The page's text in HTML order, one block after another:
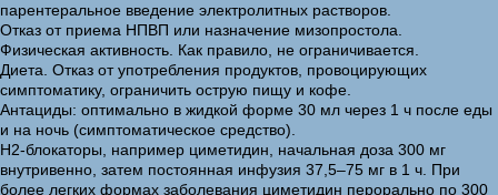
парентеральное введение электролитных растворов.
Отказ от приема НПВП или назначение мизопростола.
Физическая активность. Как правило, не ограничивается.
Диета. Отказ от употребления продуктов, провоцирующих
симптоматику, ограничить острую пищу и кофе.
Антациды: оптимально в жидкой форме 30 мл через 1 ч после еды
и на ночь (симптоматическое средство).
Н2-блокаторы, например циметидин, начальная доза 300 мг
внутривенно, затем постоянная инфузия 37,5–75 мг в 1 ч. При
более легких формах заболевания циметидин перорально по 300